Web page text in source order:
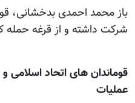
باز محمد احمدی بدخشانی،
شرکت داشته و از قرغه حمله
قوماندان های اتحاد
عملیات